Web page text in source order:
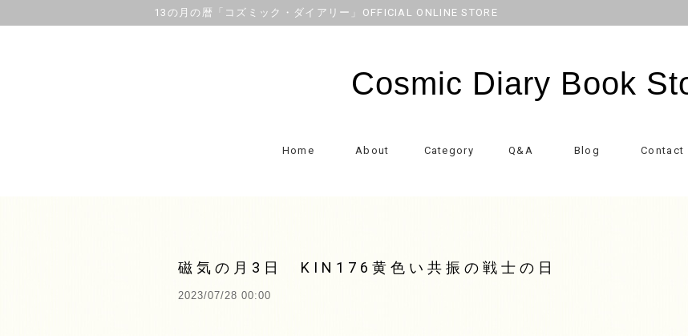
13の月の暦「コズミック・ダイアリー」OFFICIAL ONLINE STORE
Cosmic Diary Book
Home About Category Q&A Blog Contact
磁気の月3日 KIN176黄色い共振の戦士の日
2023/07/28 00:00